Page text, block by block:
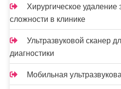
и
с
я
м
Хирургическое удаление
сложности в клинике
Ультразвуковой сканер
диагностики
Мобильная